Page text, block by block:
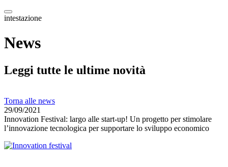
intestazione
News
Leggi tutte le ultime novità
Torna alle news
29/09/2021
Innovation Festival: largo alle start-up! Un progetto per stimolare
l’innovazione tecnologica per supportare lo sviluppo economico